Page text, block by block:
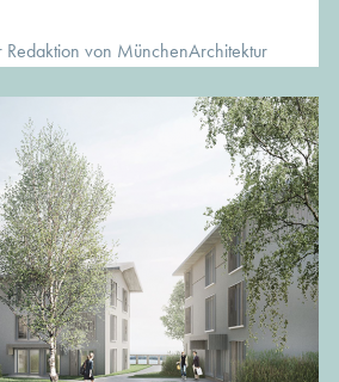
Redaktion von MünchenArchitektur